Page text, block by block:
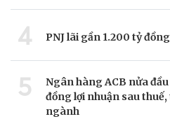
4 PNJ lãi gần 1.200 tỷ
5
Ngân hàng ACB nửa
đồng lợi nhuận sau
ngành